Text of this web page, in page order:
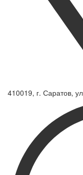
410019, г. Саратов,